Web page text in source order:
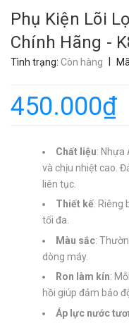
Phụ Kiện Lõi
Chính Hãng -
Tình trạng: Còn hàng
450.000₫
Chất liệu: Nhựa
và chịu nhiệt cao.
liên tục.
Thiết kế: Riêng
tối đa.
Màu sắc:
dòng máy.
Ron làm kín:
hồi giúp đảm bảo
Áp lực nước